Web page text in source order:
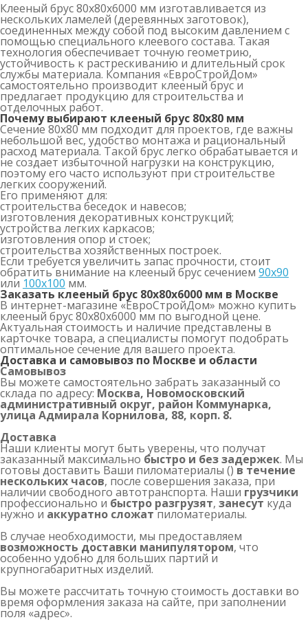
Клееный брус 80х80х6000 мм изготавливается из
нескольких ламелей (деревянных заготовок),
соединенных между собой под высоким давлением с
помощью специального клеевого состава. Такая
технология обеспечивает точную геометрию,
устойчивость к растрескиванию и длительный срок
службы материала. Компания «ЕвроСтройДом»
самостоятельно производит клееный брус и
предлагает продукцию для строительства и
отделочных работ.
Почему выбирают клееный брус 80х80 мм
Сечение 80х80 мм подходит для проектов, где важны
небольшой вес, удобство монтажа и рациональный
расход материала. Такой брус легко обрабатывается и
не создает избыточной нагрузки на конструкцию,
поэтому его часто используют при строительстве
легких сооружений.
Его применяют для:
строительства беседок и навесов;
изготовления декоративных конструкций;
устройства легких каркасов;
изготовления опор и стоек;
строительства хозяйственных построек.
Если требуется увеличить запас прочности, стоит
обратить внимание на клееный брус сечением 90х90
или 100х100 мм.
Заказать клееный брус 80х80х6000 мм в Москве
В интернет-магазине «ЕвроСтройДом» можно купить
клееный брус 80х80х6000 мм по выгодной цене.
Актуальная стоимость и наличие представлены в
карточке товара, а специалисты помогут подобрать
оптимальное сечение для вашего проекта.
Доставка и самовывоз по Москве и области
Самовывоз
Вы можете самостоятельно забрать заказанный со
склада по адресу: Москва, Новомосковский
административный округ, район Коммунарка,
улица Адмирала Корнилова, 88, корп. 8.
Доставка
Наши клиенты могут быть уверены, что получат
заказанный максимально быстро и без задержек. Мы
готовы доставить Ваши пиломатериалы ()в течение
нескольких часов, после совершения заказа, при
наличии свободного автотранспорта. Наши грузчики
профессионально и быстро разгрузят, занесут куда
нужно и аккуратно сложатпиломатериалы.
В случае необходимости, мы предоставляем
возможность доставки манипулятором, что
особенно удобно для больших партий и
крупногабаритных изделий.
Вы можете рассчитать точную стоимость доставки во
время оформления заказа на сайте, при заполнении
поля «адрес».